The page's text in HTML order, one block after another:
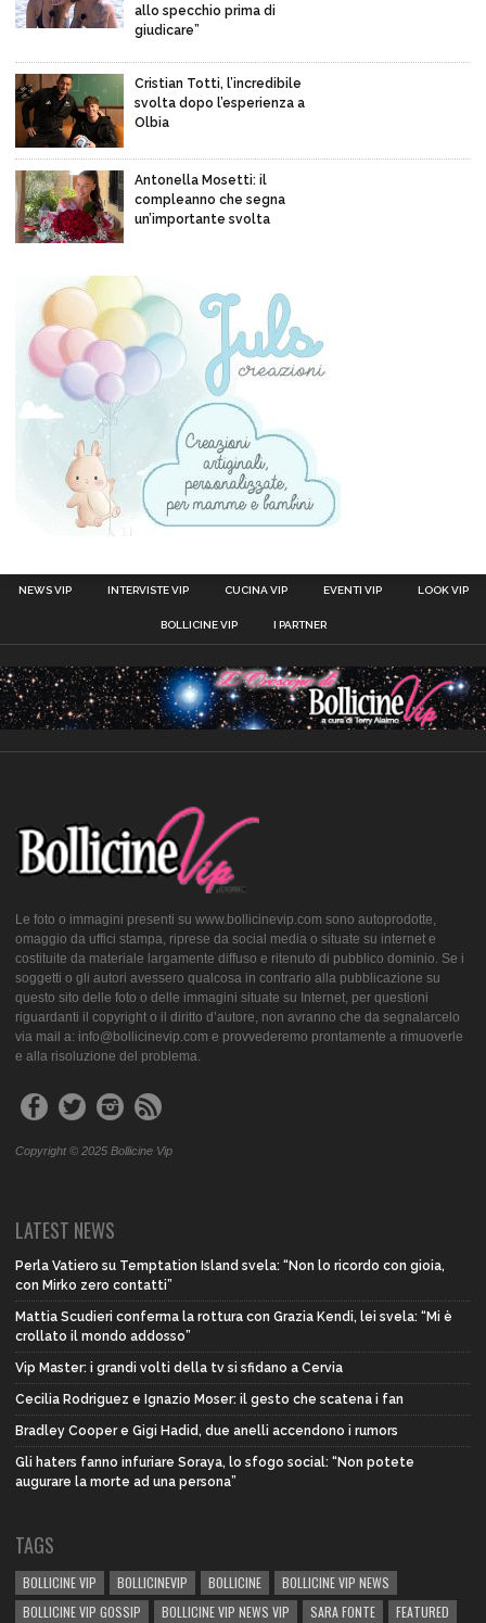
allo specchio prima di
giudicare”
Cristian Totti, l’incredibile
svolta dopo l’esperienza a
Olbia
Antonella Mosetti: il
compleanno che segna
un’importante svolta
NEWS VIP INTERVISTE VIP CUCINA VIP EVENTI VIP LOOK VIP
BOLLICINE VIP I PARTNER
Le foto o immagini presenti su www.bollicinevip.com sono autoprodotte,
omaggio da uffici stampa, riprese da social media o situate su internet e
costituite da materiale largamente diffuso e ritenuto di pubblico dominio. Se i
soggetti o gli autori avessero qualcosa in contrario alla pubblicazione su
questo sito delle foto o delle immagini situate su Internet, per questioni
riguardanti il copyright o il diritto d’autore, non avranno che da segnalarcelo
via mail a: info@bollicinevip.com e provvederemo prontamente a rimuoverle
e alla risoluzione del problema.
Copyright © 2025 Bollicine Vip
LATEST NEWS
Perla Vatiero su Temptation Island svela: “Non lo ricordo con gioia,
con Mirko zero contatti”
Mattia Scudieri conferma la rottura con Grazia Kendi, lei svela: “Mi è
crollato il mondo addosso”
Vip Master: i grandi volti della tv si sfidano a Cervia
Cecilia Rodriguez e Ignazio Moser: il gesto che scatena i fan
Bradley Cooper e Gigi Hadid, due anelli accendono i rumors
Gli haters fanno infuriare Soraya, lo sfogo social: “Non potete
augurare la morte ad una persona”
TAGS
BOLLICINE VIP BOLLICINEVIP BOLLICINE
BOLLICINE VIP NEWS
BOLLICINE VIP GOSSIP
BOLLICINE VIP NEWS VIP SARA FONTE FEATURED